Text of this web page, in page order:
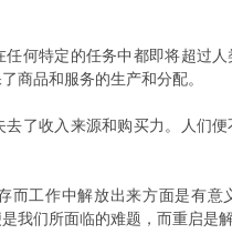
何特定的任务中都即将超过
商品和服务的生产和分配。
了收入来源和购买力。人们
而工作中解放出来方面是有意
我们所面临的难题，而重启是